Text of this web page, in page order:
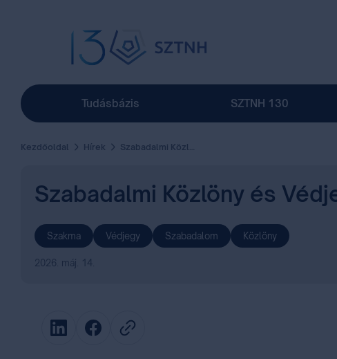
Tudásbázis SZTNH 130
Kezdőoldal Hírek Szabadalmi Közlöny és Védjegyértesítő I. kötet (131. évfolyam 09. szám)
Szabadalmi Közlöny és
Szakma Védjegy Szabadalom Közlöny
2026. máj. 14.